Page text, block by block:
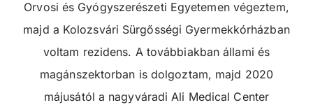
Orvosi és Gyógyszerészeti Egyetemen végeztem,
majd a Kolozsvári Sürgősségi Gyermekkórházban
voltam rezidens. A továbbiakban állami és
magánszektorban is dolgoztam, majd 2020
májusától a nagyváradi Ali Medical Center